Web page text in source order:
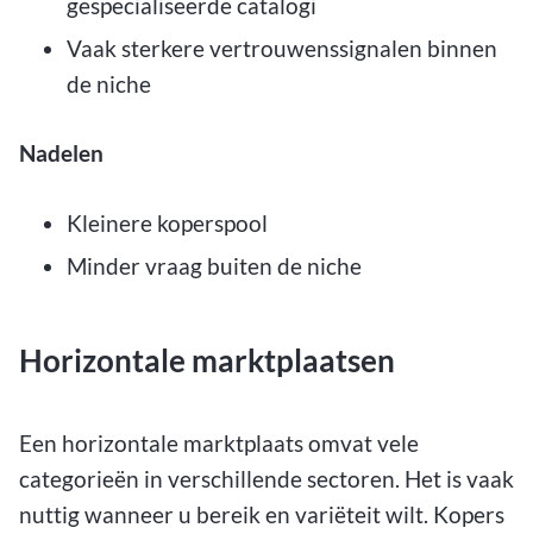
Vaak sterkere vertrouwenssignalen binnen
de niche
Nadelen
Kleinere koperspool
Minder vraag buiten de niche
Horizontale marktplaatsen
Een horizontale marktplaats omvat vele
categorieën in verschillende sectoren. Het is vaak
nuttig wanneer u bereik en variëteit wilt. Kopers